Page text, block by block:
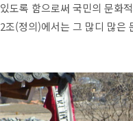
있도록 함으로써 국민의 문화
2조(정의)에서는 그 많디 많은